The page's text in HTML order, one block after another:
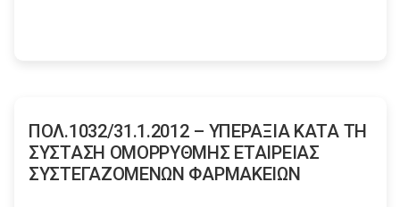
ΠΟΛ.1032/31.1.2012 – ΥΠΕΡΑΞΙΑ ΚΑΤΑ ΤΗ
ΣΥΣΤΑΣΗ ΟΜΟΡΡΥΘΜΗΣ ΕΤΑΙΡΕΙΑΣ
ΣΥΣΤΕΓΑΖΟΜΕΝΩΝ ΦΑΡΜΑΚΕΙΩΝ